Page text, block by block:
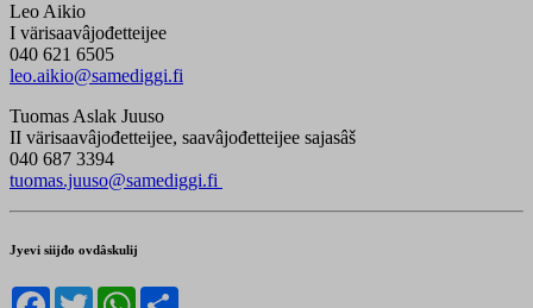
Leo Aikio
I värisaavâjođetteijee
040 621 6505
leo.aikio@samediggi.fi
Tuomas Aslak Juuso
II värisaavâjođetteijee, saavâjođetteijee sajasâš
040 687 3394
tuomas.juuso@samediggi.fi
Jyevi siijđo ovdâskulij
Facebook
TwitterWhatsApp